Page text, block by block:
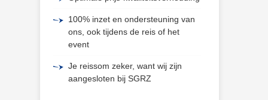
100% inzet en ondersteuning van
ons, ook tijdens de reis of het
event
Je reissom zeker, want wij zijn
aangesloten bij SGRZ